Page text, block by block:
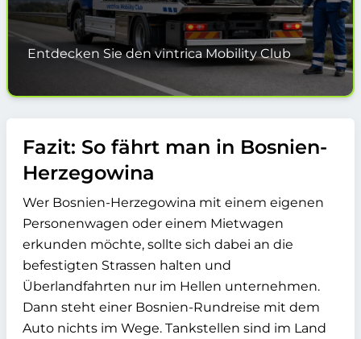
Entdecken Sie den vintrica Mobility Club
Fazit: So fährt man in Bosnien-
Herzegowina
Wer Bosnien-Herzegowina mit einem eigenen
Personenwagen oder einem Mietwagen
erkunden möchte, sollte sich dabei an die
befestigten Strassen halten und
Überlandfahrten nur im Hellen unternehmen.
Dann steht einer Bosnien-Rundreise mit dem
Auto nichts im Wege. Tankstellen sind im Land